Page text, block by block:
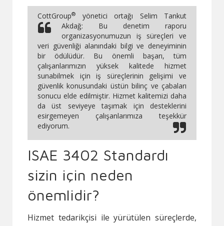
CottGroup®
yönetici ortağı Selim Tankut
Akdağ: Bu denetim raporu
organizasyonumuzun iş süreçleri ve
veri güvenliği alanındaki bilgi ve deneyiminin
bir ödülüdür. Bu önemli başarı, tüm
çalışanlarımızın yüksek kalitede hizmet
sunabilmek için iş süreçlerinin gelişimi ve
güvenlik konusundaki üstün bilinç ve çabaları
sonucu elde edilmiştir. Hizmet kalitemizi daha
da üst seviyeye taşımak için desteklerini
esirgemeyen çalışanlarımıza teşekkür
ediyorum.
ISAE 3402 Standardı
sizin için neden
önemlidir?
Hizmet tedarikçisi ile yürütülen süreçlerde,